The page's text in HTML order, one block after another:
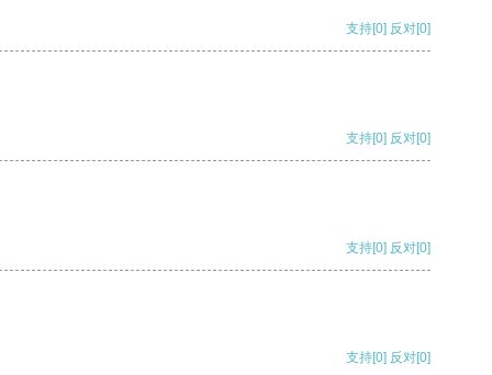
支持[0] 反对[0]
支持[0] 反对[0]
支持[0] 反对[0]
支持[0] 反对[0]